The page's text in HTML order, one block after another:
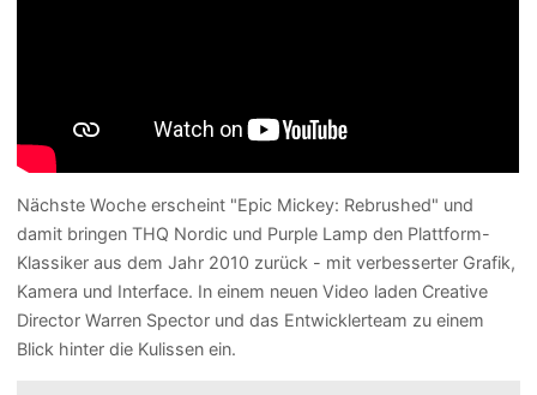
Nächste Woche erscheint "Epic Mickey: Rebrushed" und
damit bringen THQ Nordic und Purple Lamp den Plattform-
Klassiker aus dem Jahr 2010 zurück - mit verbesserter Grafik,
Kamera und Interface. In einem neuen Video laden Creative
Director Warren Spector und das Entwicklerteam zu einem
Blick hinter die Kulissen ein.